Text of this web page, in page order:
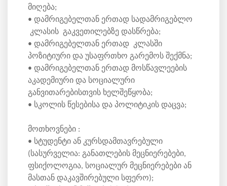
მიღება;
• დამრიგებელთან ერთად სადამრიგებლო
კლასის გაკვეთილებზე დასწრება;
• დამრიგებელთან ერთად კლასში
პოზიტიური და უსაფრთხო გარემოს შექმნა;
• დამრიგებელთან ერთად მოსწავლეების
აკადემიური და სოციალური
განვითარებისთვის ხელშეწყობა;
• სკოლის წესებისა და პოლიტიკის დაცვა;
მოთხოვნები :
• სტუდენტი ან კურსდამთავრებული
(სასურველია: განათლების მეცნიერებები,
ფსიქოლოგია, სოციალურ მეცნიერებები ან
მასთან დაკავშირებული სფერო);